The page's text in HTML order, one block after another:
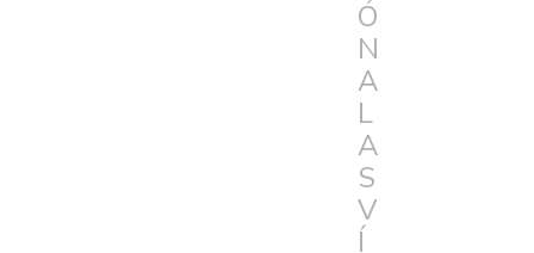
Ó
N
A
L
A
S
V
Í